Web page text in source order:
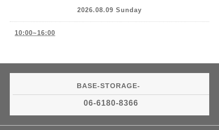
2026.08.09 Sunday
10:00~16:00
BASE-STORAGE-
06-6180-8366